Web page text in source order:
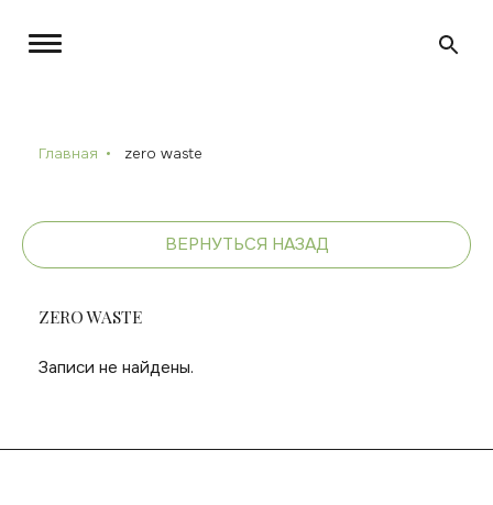
Главная zero waste
ВЕРНУТЬСЯ НАЗАД
ZERO WASTE
Записи не найдены.